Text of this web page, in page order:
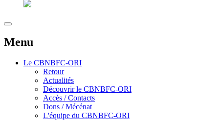
Menu
Le CBNBFC-ORI
Retour
Actualités
Découvrir le CBNBFC-ORI
Accès / Contacts
Dons / Mécénat
L'équipe du CBNBFC-ORI